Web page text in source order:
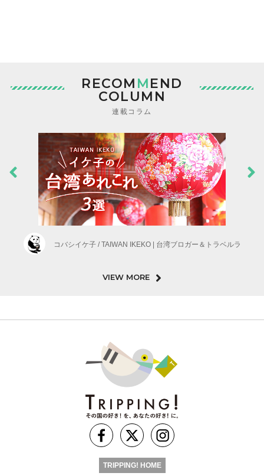
RECOM MEND
COLUMN
連載コラム
コバシイケ子 / TAIWAN IKEKO | 台湾ブロガー＆トラベルラ
VIEW MORE
TRIPPING! HOME